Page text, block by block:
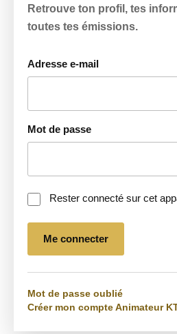
Retrouve ton profil, tes
toutes tes émissions.
Adresse e-mail
Mot de passe
Rester connecté sur cet
Me connecter
Mot de passe oublié
Créer mon compte Animateur